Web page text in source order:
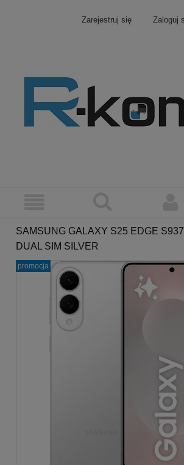
Zarejestruj się Zaloguj
SAMSUNG GALAXY S25 EDGE
DUAL SIM SILVER
promocja